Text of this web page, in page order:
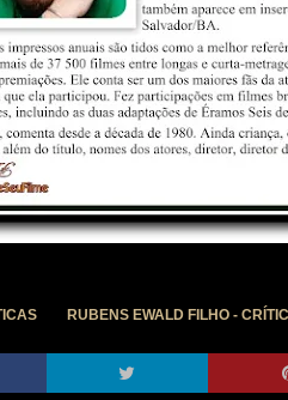
RUBENS EWALD FILHO -